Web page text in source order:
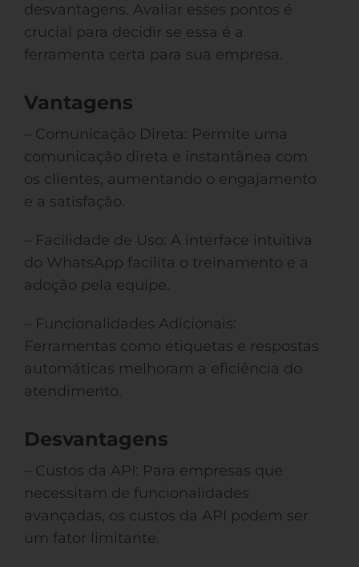
desvantagens. Avaliar esses pontos é
crucial para decidir se essa é a
ferramenta certa para sua empresa.
Vantagens
– Comunicação Direta: Permite uma
comunicação direta e instantânea com
os clientes, aumentando o engajamento
e a satisfação.
– Facilidade de Uso: A interface intuitiva
do WhatsApp facilita o treinamento e a
adoção pela equipe.
– Funcionalidades Adicionais:
Ferramentas como etiquetas e respostas
automáticas melhoram a eficiência do
atendimento.
Desvantagens
– Custos da API: Para empresas que
necessitam de funcionalidades
avançadas, os custos da API podem ser
um fator limitante.